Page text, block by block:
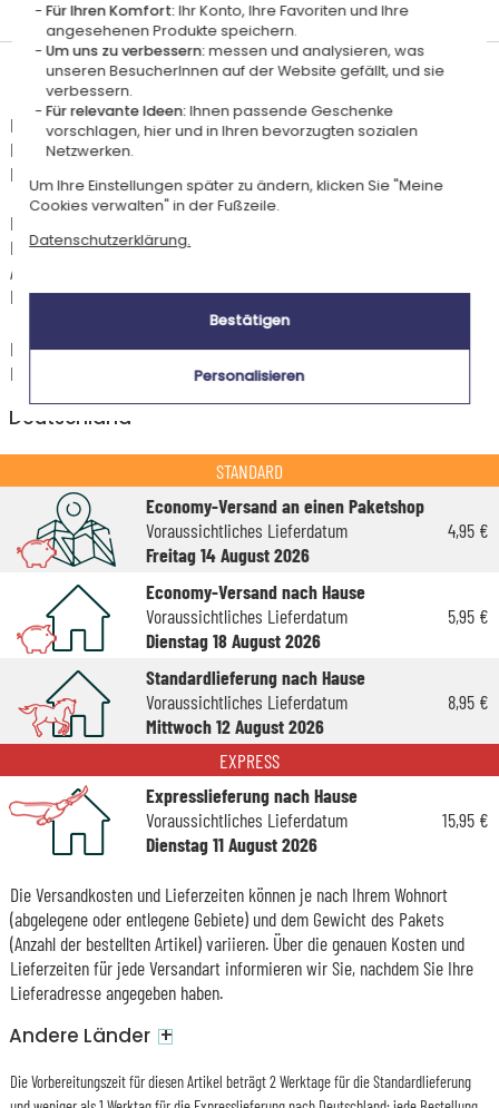
in Frankreich
Lieferdatum und Lieferpreis
Dieser Artikel wird in unserem Atelier in Toulouse personalisiert.
Er ist für das Angebot "Versandkostenfrei ab 85 € Warenwert" mit der
Hermes-Standardlieferung berechtigt.
Für jede Bestellung unter 85 € gelten die unten aufgeführten
Lieferkosten für den Kauf dieses Artikels.
Artikel, die in unserem Atelier personalisiert werden (etwa 95% unserer
Produkte), sind mit dem Logo
gekennzeichnet.
Das Voraussichtliche Lieferdatum ist nur bei einer Zahlung per PayPal,
Kreditkarte oder Sofortüberweisung gültig.
Deutschland
STANDARD
Economy-Versand an einen Paketshop
Voraussichtliches Lieferdatum
Freitag 14 August 2026
4,95 €
Economy-Versand nach Hause
Voraussichtliches Lieferdatum
Dienstag 18 August 2026
5,95 €
Standardlieferung nach Hause
Voraussichtliches Lieferdatum
Mittwoch 12 August 2026
8,95 €
EXPRESS
Expresslieferung nach Hause
Voraussichtliches Lieferdatum
Dienstag 11 August 2026
15,95 €
Die Versandkosten und Lieferzeiten können je nach Ihrem Wohnort
(abgelegene oder entlegene Gebiete) und dem Gewicht des Pakets
(Anzahl der bestellten Artikel) variieren. Über die genauen Kosten und
Lieferzeiten für jede Versandart informieren wir Sie, nachdem Sie Ihre
Lieferadresse angegeben haben.
Andere Länder +
Die Vorbereitungszeit für diesen Artikel beträgt 2 Werktage für die Standardlieferung
Für Ihren Komfort:Ihr Konto, Ihre Favoriten und Ihre
angesehenen Produkte speichern.
Um uns zu verbessern:messen und analysieren, was
unseren BesucherInnen auf der Website gefällt, und sie
verbessern.
Für relevante Ideen:Ihnen passende Geschenke
vorschlagen, hier und in Ihren bevorzugten sozialen
Netzwerken.
Um Ihre Einstellungen später zu ändern, klicken Sie "Meine
Cookies verwalten" in der Fußzeile.
Datenschutzerklärung.
Bestätigen
Personalisieren